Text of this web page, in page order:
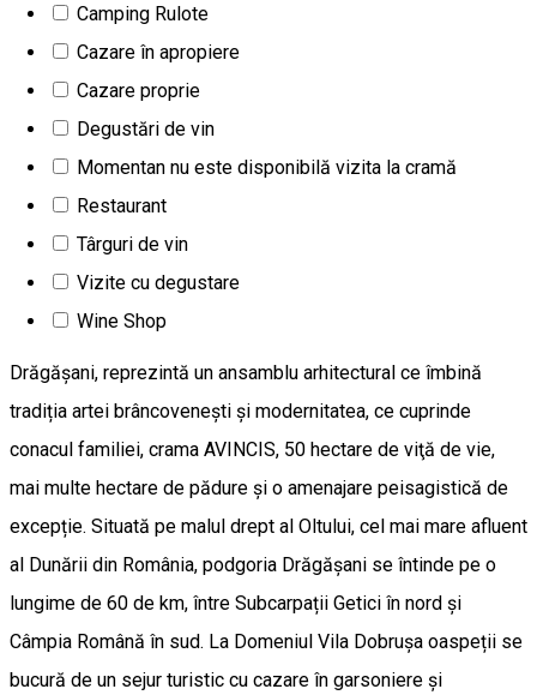
Camping Rulote
Cazare în apropiere
Cazare proprie
Degustări de vin
Momentan nu este disponibilă vizita la cramă
Restaurant
Târguri de vin
Vizite cu degustare
Wine Shop
Domeniul Vila Dobrușa, în prezent complet restaurat, și-a
deschis porțile în actuala sa arhitectură din anul 2011 și
reprezintă o adevărată punte între generații, aparținând
familiei proprietarilor din anul 1927. Aici veți găsi o oază de
liniște, de pace și de bucurie, grație minunatului peisaj
înconjurător și străduinței tuturor celor care lucrează vița de
vie a podgoriei, creează vinurile noastre și susțin tradiția
locală, în armonie cu așteptările celor care ne vizitează.
Domeniul de familie Vila Dobrușa, situat în renumita podgorie
Drăgășani, reprezintă un ansamblu arhitectural ce îmbină
tradiția artei brâncovenești și modernitatea, ce cuprinde
conacul familiei, crama AVINCIS, 50 hectare de viţă de vie,
mai multe hectare de pădure și o amenajare peisagistică de
excepție. Situată pe malul drept al Oltului, cel mai mare afluent
al Dunării din România, podgoria Drăgășani se întinde pe o
lungime de 60 de km, între Subcarpații Getici în nord și
Câmpia Română în sud. La Domeniul Vila Dobrușa oaspeții se
bucură de un sejur turistic cu cazare în garsoniere și